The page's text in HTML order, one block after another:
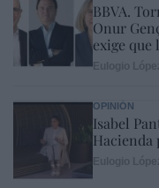
BBVA.
Onur
exige que
OPINIÓN
Isabel
Hacienda